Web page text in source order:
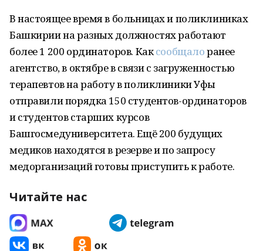
В настоящее время в больницах и поликлиниках
Башкирии на разных должностях работают
более 1 200 ординаторов. Каксообщалоранее
агентство, в октябре в связи с загруженностью
терапевтов на работу в поликлиники Уфы
отправили порядка 150 студентов-ординаторов
и студентов старших курсов
Башгосмедуниверситета. Ещё 200 будущих
медиков находятся в резерве и по запросу
медорганизаций готовы приступить к работе.
Читайте нас